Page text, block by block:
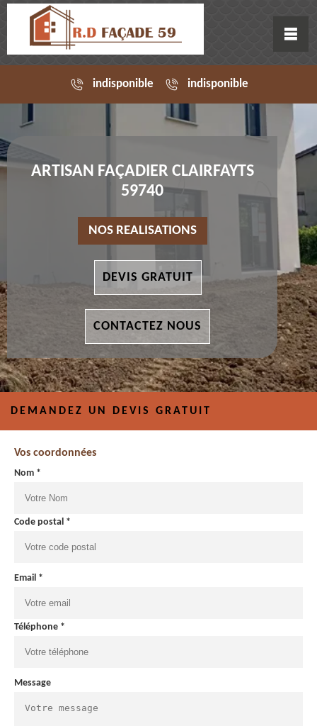
indisponible indisponible
ARTISAN FAÇADIER CLAIRFAYTS
59740
NOS REALISATIONS
DEVIS GRATUIT
CONTACTEZ NOUS
DEMANDEZ UN DEVIS GRATUIT
Vos coordonnées
Nom *
Code postal *
Email *
Téléphone *
Message